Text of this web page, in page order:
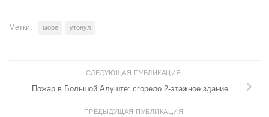
Метки: море утонул
СЛЕДУЮЩАЯ ПУБЛИКАЦИЯ
Пожар в Большой Алуште: сгорело 2-этажное здание
ПРЕДЫДУЩАЯ ПУБЛИКАЦИЯ